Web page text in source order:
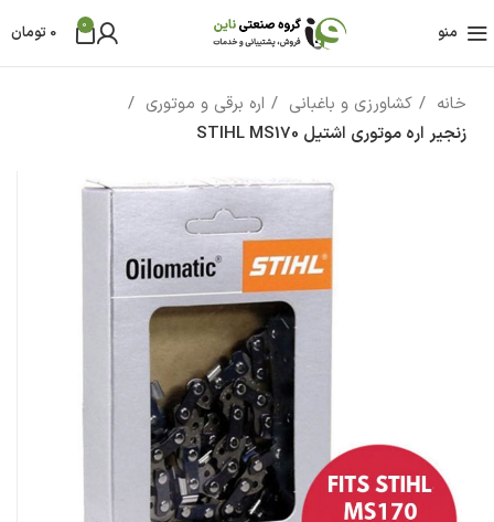
منو 0
0 تومان
خانه کشاورزی و باغبانی
اره برقی و موتوری
زنجیر اره موتوری اشتیل STIHL MS170